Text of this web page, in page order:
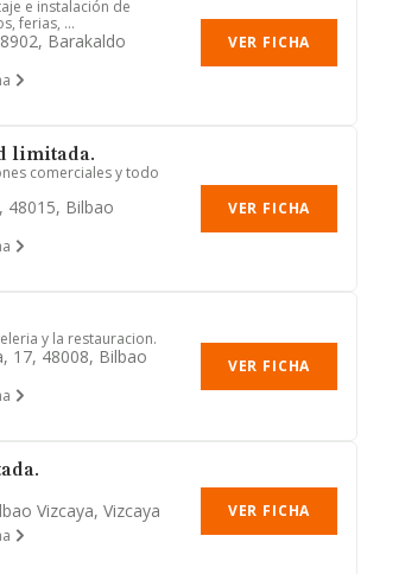
e instalación de
ferias, ...
Barakaldo
VER FICHA
limitada.
comerciales y todo
48015, Bilbao
VER FICHA
y la restauracion.
17, 48008, Bilbao
VER FICHA
Vizcaya, Vizcaya VER FICHA